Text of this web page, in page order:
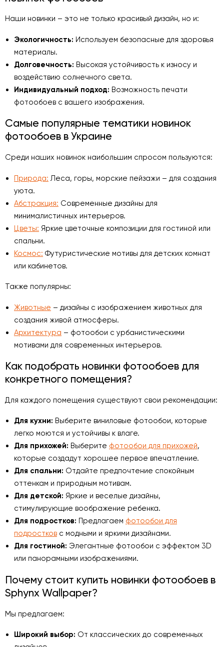
Наши новинки – это не только красивый дизайн, но и:
Экологичность: Используем безопасные для здоровья
материалы.
Долговечность: Высокая устойчивость к износу и
воздействию солнечного света.
Индивидуальный подход: Возможность печати
фотообоев с вашего изображения.
Самые популярные тематики новинок
фотообоев в Украине
Среди наших новинок наибольшим спросом пользуются:
Природа: Леса, горы, морские пейзажи – для создания
уюта.
Абстракция: Современные дизайны для
минималистичных интерьеров.
Цветы: Яркие цветочные композиции для гостиной или
спальни.
Космос: Футуристические мотивы для детских комнат
или кабинетов.
Также популярны:
Животные – дизайны с изображением животных для
создания живой атмосферы.
Архитектура – фотообои с урбанистическими
мотивами для современных интерьеров.
Как подобрать новинки фотообоев для
конкретного помещения?
Для каждого помещения существуют свои рекомендации:
Для кухни: Выберите виниловые фотообои, которые
легко моются и устойчивы к влаге.
Для прихожей: Выберите фотообои для прихожей,
которые создадут хорошее первое впечатление.
Для спальни: Отдайте предпочтение спокойным
оттенкам и природным мотивам.
Для детской: Яркие и веселые дизайны,
стимулирующие воображение ребенка.
Для подростков: Предлагаем фотообои для
подростков с модными и яркими дизайнами.
Для гостиной: Элегантные фотообои с эффектом 3D
или панорамными изображениями.
Почему стоит купить новинки фотообоев в
Sphynx Wallpaper?
Мы предлагаем:
Широкий выбор: От классических до современных